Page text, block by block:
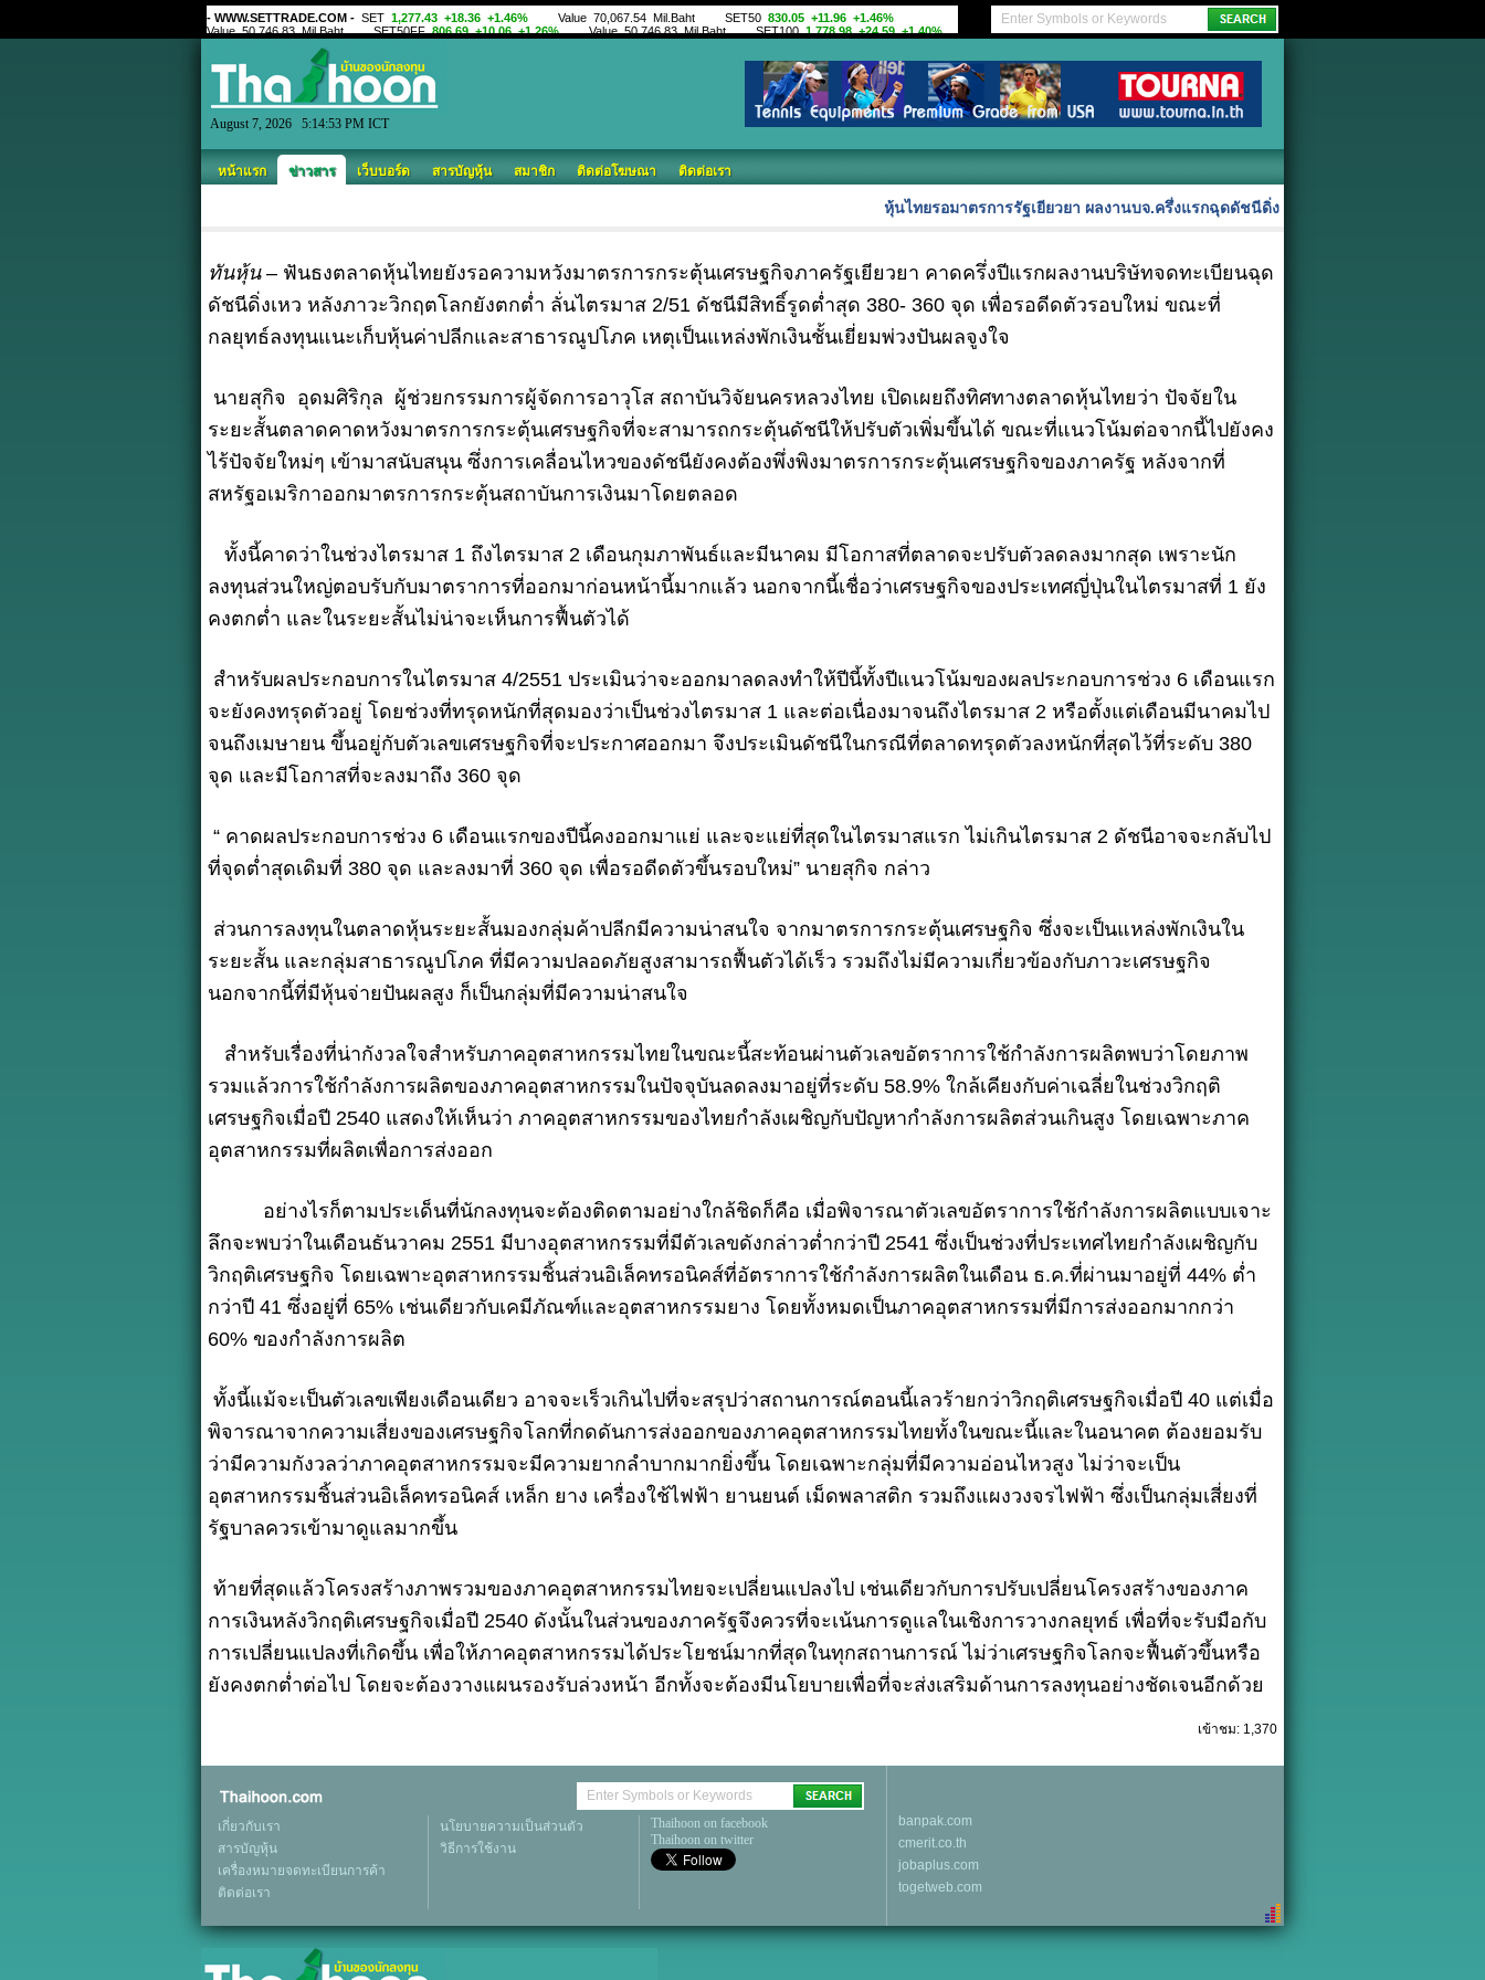
August 7, 2026 5:14:53 PM ICT
หน้าแรก ข่าวสาร เว็บบอร์ด สารบัญหุ้น สมาชิก ติดต่อโฆษณา ติดต่อเรา
หุ้นไทยรอมาตรการรัฐเยียวยา ผลงานบจ.ครึ่งแรกฉุดดัชนีดิ่ง
ทันหุ้น– ฟันธงตลาดหุ้นไทยยังรอความหวังมาตรการกระตุ้นเศรษฐกิจภาครัฐเยียวยา คาดครึ่งปีแรกผลงานบริษัทจดทะเบียนฉุด
ดัชนีดิ่งเหว หลังภาวะวิกฤตโลกยังตกต่ำ ลั่นไตรมาส 2/51 ดัชนีมีสิทธิ์รูดต่ำสุด 380- 360 จุด เพื่อรอดีดตัวรอบใหม่ ขณะที่
กลยุทธ์ลงทุนแนะเก็บหุ้นค่าปลีกและสาธารณูปโภค เหตุเป็นแหล่งพักเงินชั้นเยี่ยมพ่วงปันผลจูงใจ
นายสุกิจ อุดมศิริกุล ผู้ช่วยกรรมการผู้จัดการอาวุโส สถาบันวิจัยนครหลวงไทย เปิดเผยถึงทิศทางตลาดหุ้นไทยว่า ปัจจัยใน
ระยะสั้นตลาดคาดหวังมาตรการกระตุ้นเศรษฐกิจที่จะสามารถกระตุ้นดัชนีให้ปรับตัวเพิ่มขึ้นได้ ขณะที่แนวโน้มต่อจากนี้ไปยังคง
ไร้ปัจจัยใหม่ๆ เข้ามาสนับสนุน ซึ่งการเคลื่อนไหวของดัชนียังคงต้องพึ่งพิงมาตรการกระตุ้นเศรษฐกิจของภาครัฐ หลังจากที่
สหรัฐอเมริกาออกมาตรการกระตุ้นสถาบันการเงินมาโดยตลอด
ทั้งนี้คาดว่าในช่วงไตรมาส 1 ถึงไตรมาส 2 เดือนกุมภาพันธ์และมีนาคม มีโอกาสที่ตลาดจะปรับตัวลดลงมากสุด เพราะนัก
ลงทุนส่วนใหญ่ตอบรับกับมาตราการที่ออกมาก่อนหน้านี้มากแล้ว นอกจากนี้เชื่อว่าเศรษฐกิจของประเทศญี่ปุ่นในไตรมาสที่ 1 ยัง
คงตกต่ำ และในระยะสั้นไม่น่าจะเห็นการฟื้นตัวได้
สำหรับผลประกอบการในไตรมาส 4/2551 ประเมินว่าจะออกมาลดลงทำให้ปีนี้ทั้งปีแนวโน้มของผลประกอบการช่วง 6 เดือนแรก
จะยังคงทรุดตัวอยู่ โดยช่วงที่ทรุดหนักที่สุดมองว่าเป็นช่วงไตรมาส 1 และต่อเนื่องมาจนถึงไตรมาส 2 หรือตั้งแต่เดือนมีนาคมไป
จนถึงเมษายน ขึ้นอยู่กับตัวเลขเศรษฐกิจที่จะประกาศออกมา จึงประเมินดัชนีในกรณีที่ตลาดทรุดตัวลงหนักที่สุดไว้ที่ระดับ 380
จุด และมีโอกาสที่จะลงมาถึง 360 จุด
“ คาดผลประกอบการช่วง 6 เดือนแรกของปีนี้คงออกมาแย่ และจะแย่ที่สุดในไตรมาสแรก ไม่เกินไตรมาส 2 ดัชนีอาจจะกลับไป
ที่จุดต่ำสุดเดิมที่ 380 จุด และลงมาที่ 360 จุด เพื่อรอดีดตัวขึ้นรอบใหม่” นายสุกิจ กล่าว
ส่วนการลงทุนในตลาดหุ้นระยะสั้นมองกลุ่มค้าปลีกมีความน่าสนใจ จากมาตรการกระตุ้นเศรษฐกิจ ซึ่งจะเป็นแหล่งพักเงินใน
ระยะสั้น และกลุ่มสาธารณูปโภค ที่มีความปลอดภัยสูงสามารถฟื้นตัวได้เร็ว รวมถึงไม่มีความเกี่ยวข้องกับภาวะเศรษฐกิจ
นอกจากนี้ที่มีหุ้นจ่ายปันผลสูง ก็เป็นกลุ่มที่มีความน่าสนใจ
สำหรับเรื่องที่น่ากังวลใจสำหรับภาคอุตสาหกรรมไทยในขณะนี้สะท้อนผ่านตัวเลขอัตราการใช้กำลังการผลิตพบว่าโดยภาพ
รวมแล้วการใช้กำลังการผลิตของภาคอุตสาหกรรมในปัจจุบันลดลงมาอยู่ที่ระดับ 58.9% ใกล้เคียงกับค่าเฉลี่ยในช่วงวิกฤติ
เศรษฐกิจเมื่อปี 2540 แสดงให้เห็นว่า ภาคอุตสาหกรรมของไทยกำลังเผชิญกับปัญหากำลังการผลิตส่วนเกินสูง โดยเฉพาะภาค
อุตสาหกรรมที่ผลิตเพื่อการส่งออก
อย่างไรก็ตามประเด็นที่นักลงทุนจะต้องติดตามอย่างใกล้ชิดก็คือ เมื่อพิจารณาตัวเลขอัตราการใช้กำลังการผลิตแบบเจาะ
ลึกจะพบว่าในเดือนธันวาคม 2551 มีบางอุตสาหกรรมที่มีตัวเลขดังกล่าวต่ำกว่าปี 2541 ซึ่งเป็นช่วงที่ประเทศไทยกำลังเผชิญกับ
วิกฤติเศรษฐกิจ โดยเฉพาะอุตสาหกรรมชิ้นส่วนอิเล็คทรอนิคส์ที่อัตราการใช้กำลังการผลิตในเดือน ธ.ค.ที่ผ่านมาอยู่ที่ 44% ต่ำ
กว่าปี 41 ซึ่งอยู่ที่ 65% เช่นเดียวกับเคมีภัณฑ์และอุตสาหกรรมยาง โดยทั้งหมดเป็นภาคอุตสาหกรรมที่มีการส่งออกมากกว่า
60% ของกำลังการผลิต
ทั้งนี้แม้จะเป็นตัวเลขเพียงเดือนเดียว อาจจะเร็วเกินไปที่จะสรุปว่าสถานการณ์ตอนนี้เลวร้ายกว่าวิกฤติเศรษฐกิจเมื่อปี 40 แต่เมื่อ
พิจารณาจากความเสี่ยงของเศรษฐกิจโลกที่กดดันการส่งออกของภาคอุตสาหกรรมไทยทั้งในขณะนี้และในอนาคต ต้องยอมรับ
ว่ามีความกังวลว่าภาคอุตสาหกรรมจะมีความยากลำบากมากยิ่งขึ้น โดยเฉพาะกลุ่มที่มีความอ่อนไหวสูง ไม่ว่าจะเป็น
อุตสาหกรรมชิ้นส่วนอิเล็คทรอนิคส์ เหล็ก ยาง เครื่องใช้ไฟฟ้า ยานยนต์ เม็ดพลาสติก รวมถึงแผงวงจรไฟฟ้า ซึ่งเป็นกลุ่มเสี่ยงที่
รัฐบาลควรเข้ามาดูแลมากขึ้น
ท้ายที่สุดแล้วโครงสร้างภาพรวมของภาคอุตสาหกรรมไทยจะเปลี่ยนแปลงไป เช่นเดียวกับการปรับเปลี่ยนโครงสร้างของภาค
การเงินหลังวิกฤติเศรษฐกิจเมื่อปี 2540 ดังนั้นในส่วนของภาครัฐจึงควรที่จะเน้นการดูแลในเชิงการวางกลยุทธ์ เพื่อที่จะรับมือกับ
การเปลี่ยนแปลงที่เกิดขึ้น เพื่อให้ภาคอุตสาหกรรมได้ประโยชน์มากที่สุดในทุกสถานการณ์ ไม่ว่าเศรษฐกิจโลกจะฟื้นตัวขึ้นหรือ
ยังคงตกต่ำต่อไป โดยจะต้องวางแผนรองรับล่วงหน้า อีกทั้งจะต้องมีนโยบายเพื่อที่จะส่งเสริมด้านการลงทุนอย่างชัดเจนอีกด้วย
เข้าชม: 1,370
เกี่ยวกับเรา
สารบัญหุ้น
เครื่องหมายจดทะเบียนการค้า
ติดต่อเรา
นโยบายความเป็นส่วนตัว
วิธีการใช้งาน
Thaihoon on facebook
Thaihoon on twitter
banpak.com
cmerit.co.th
jobaplus.com
togetweb.com